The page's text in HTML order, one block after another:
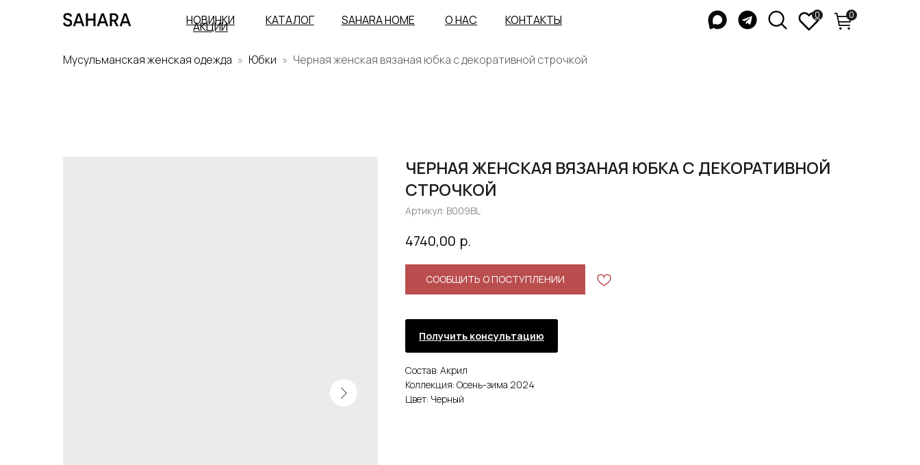
КАТАЛОГ
НОВИНКИ
АКЦИИ КОНТАКТЫ
О НАС
SAHARA HOME 0
0
Мусульманская женская одежда Юбки Черная женская вязаная юбка с декоративной строчкой
ЧЕРНАЯ ЖЕНСКАЯ ВЯЗАНАЯ ЮБКА С ДЕКОРАТИВНОЙ
СТРОЧКОЙ
Артикул: B009BL
4740,00 р.
СООБЩИТЬ О ПОСТУПЛЕНИИ
Получить консультацию
Состав: Акрил
Коллекция: Осень-зима 2024
Цвет: Черный